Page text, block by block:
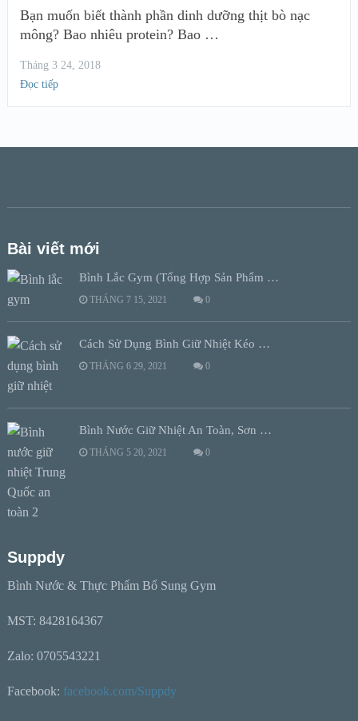
Bạn muốn biết thành phần dinh dưỡng thịt bò nạc
mông? Bao nhiêu protein? Bao …
Tháng 3 24, 2018
Đọc tiếp
Bài viết mới
Bình Lắc Gym (Tổng Hợp Sản Phẩm …
THÁNG 7 15, 2021 0
Cách Sử Dụng Bình Giữ Nhiệt Kéo …
THÁNG 6 29, 2021 0
Bình Nước Giữ Nhiệt An Toàn, Sơn …
THÁNG 5 20, 2021 0
Suppdy
Bình Nước & Thực Phẩm Bổ Sung Gym
MST: 8428164367
Zalo: 0705543221
Facebook: facebook.com/Suppdy